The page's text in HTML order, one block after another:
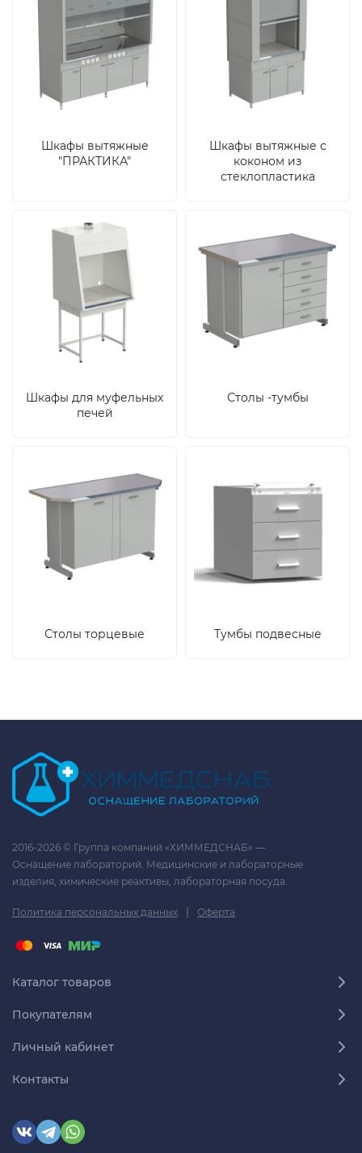
Шкафы вытяжные
"ПРАКТИКА"
Шкафы вытяжные с
коконом из
стеклопластика
Шкафы для муфельных
печей
Столы -тумбы
Столы торцевые Тумбы подвесные
2016-2026 © Группа компаний «ХИММЕДСНАБ» —
Оснащение лабораторий. Медицинские и лабораторные
изделия, химические реактивы, лабораторная посуда.
Политика персональных данных | Оферта
Каталог товаров
Покупателям
Личный кабинет
Контакты